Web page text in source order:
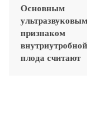
Основным
ультразвуковым
признаком
плода считают